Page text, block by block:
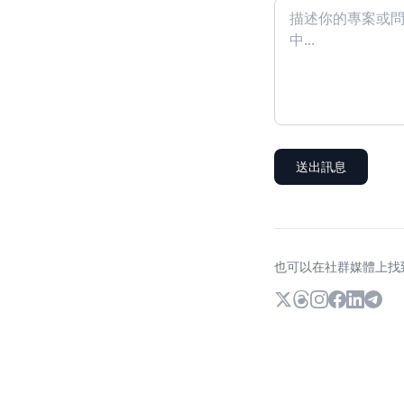
送出訊息
也可以在社群媒體上找